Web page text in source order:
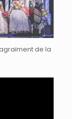
de la